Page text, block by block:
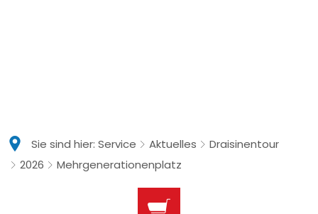
Sie sind hier: Service Aktuelles
Draisinentour
2026
Mehrgenerationenplatz